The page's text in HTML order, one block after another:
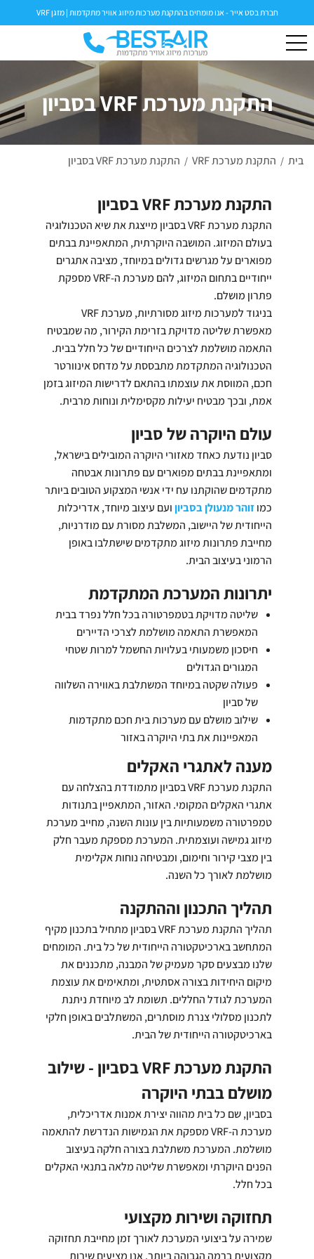
חברת בסט אייר - אנו מומחים בהתקנת מערכות מיזוג אוויר מתקדמות | מזגן VRF
התקנת מערכת VRF בסביון
בית / התקנת מערכת VRF / התקנת מערכת VRF בסביון
התקנת מערכת VRF בסביון
התקנת מערכת VRF בסביון מייצגת את שיא הטכנולוגיה
בעולם המיזוג. המושבה היוקרתית, המתאפיינת בבתים
מפוארים על מגרשים גדולים במיוחד, מציבה אתגרים
ייחודיים בתחום המיזוג, להם מערכת ה-VRF מספקת
פתרון מושלם.
בניגוד למערכות מיזוג מסורתיות, מערכת VRF
מאפשרת שליטה מדויקת בזרימת הקירור, מה שמבטיח
התאמה מושלמת לצרכים הייחודיים של כל חלל בבית.
הטכנולוגיה המתקדמת מתבססת על מדחס אינוורטר
חכם, המווסת את עוצמתו בהתאם לדרישות המיזוג בזמן
אמת, ובכך מבטיח יעילות מקסימלית ונוחות מרבית.
עולם היוקרה של סביון
סביון נודעת כאחד מאזורי היוקרה המובילים בישראל,
ומתאפיינת בבתים מפוארים עם פתרונות אבטחה
מתקדמים שהוקתנו עח ידי אנשי המצקוע הטובים ביותר
כמוזוהר מנעולן בסביוןועם עיצוב מיוחד, אדריכלות
הייחודית של היישוב, המשלבת מסורת עם מודרניות,
מחייבת פתרונות מיזוג מתקדמים שישתלבו באופן
הרמוני בעיצוב הבית.
יתרונות המערכת המתקדמת
שליטה מדויקת בטמפרטורה בכל חלל נפרד בבית
המאפשרת התאמה מושלמת לצרכי הדיירים
חיסכון משמעותי בעלויות החשמל למרות שטחי
המגורים הגדולים
פעולה שקטה במיוחד המשתלבת באווירה השלווה
של סביון
שילוב מושלם עם מערכות בית חכם מתקדמות
המאפיינות את בתי היוקרה באזור
מענה לאתגרי האקלים
התקנת מערכת VRF בסביון מתמודדת בהצלחה עם
אתגרי האקלים המקומי. האזור, המתאפיין בתנודות
טמפרטורה משמעותיות בין עונות השנה, מחייב מערכת
מיזוג גמישה ועוצמתית. המערכת מספקת מעבר חלק
בין מצבי קירור וחימום, ומבטיחה נוחות אקלימית
מושלמת לאורך כל השנה.
תהליך התכנון וההתקנה
תהליך התקנת מערכת VRF בסביון מתחיל בתכנון מקיף
המתחשב בארכיטקטורה הייחודית של כל בית. המומחים
שלנו מבצעים סקר מעמיק של המבנה, מתכננים את
מיקום היחידות בצורה אסתטית, ומתאימים את עוצמת
המערכת לגודל החללים. תשומת לב מיוחדת ניתנת
לתכנון מסלולי צנרת מוסתרים, המשתלבים באופן חלקי
בארכיטקטורה הייחודית של הבית.
התקנת מערכת VRF בסביון - שילוב
מושלם בבתי היוקרה
בסביון, שם כל בית מהווה יצירת אמנות אדריכלית,
מערכת ה-VRF מספקת את הגמישות הנדרשת להתאמה
מושלמת. המערכת משתלבת בצורה חלקה בעיצוב
הפנים היוקרתי ומאפשרת שליטה מלאה בתנאי האקלים
בכל חלל.
תחזוקה ושירות מקצועי
שמירה על ביצועי המערכת לאורך זמן מחייבת תחזוקה
מקצועית ברמה הגבוהה ביותר. אנו מציעים שירות